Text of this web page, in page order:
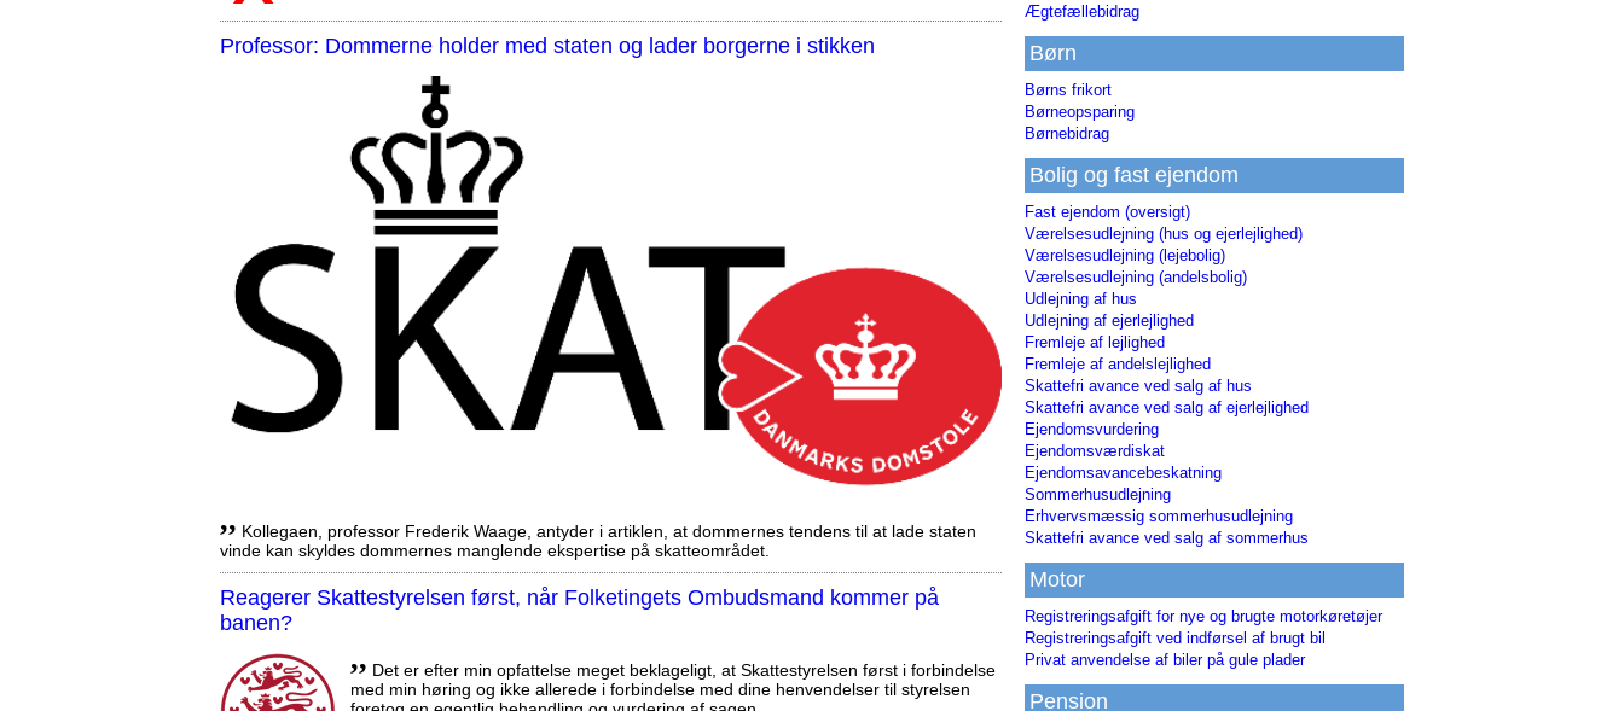
Professor: Dommerne holder med staten og lader borgerne i stikken
,, Kollegaen, professor Frederik Waage, antyder i artiklen, at dommernes tendens til at lade staten
vinde kan skyldes dommernes manglende ekspertise på skatteområdet.
Reagerer Skattestyrelsen først, når Folketingets Ombudsmand kommer på
banen?
,, Det er efter min opfattelse meget beklageligt, at Skattestyrelsen først i forbindelse
med min høring og ikke allerede i forbindelse med dine henvendelser til styrelsen
Ægtefællebidrag
Børn
Børns frikort
Børneopsparing
Børnebidrag
Bolig og fast ejendom
Fast ejendom (oversigt)
Værelsesudlejning (hus og ejerlejlighed)
Værelsesudlejning (lejebolig)
Værelsesudlejning (andelsbolig)
Udlejning af hus
Udlejning af ejerlejlighed
Fremleje af lejlighed
Fremleje af andelslejlighed
Skattefri avance ved salg af hus
Skattefri avance ved salg af ejerlejlighed
Ejendomsvurdering
Ejendomsværdiskat
Ejendomsavancebeskatning
Sommerhusudlejning
Erhvervsmæssig sommerhusudlejning
Skattefri avance ved salg af sommerhus
Motor
Registreringsafgift for nye og brugte motorkøretøjer
Registreringsafgift ved indførsel af brugt bil
Privat anvendelse af biler på gule plader
Pension